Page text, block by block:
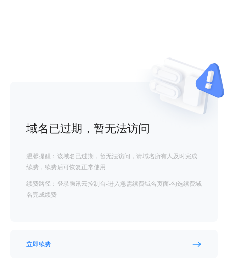
域名已过期，暂无法访问
温馨提醒：该域名已过期，暂无法访问，请域名所有人及时完成
续费，续费后可恢复正常使用
续费路径：登录腾讯云控制台-进入急需续费域名页面-勾选续费域
名完成续费
立即续费